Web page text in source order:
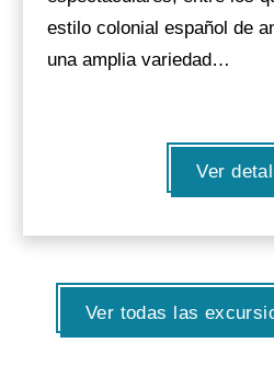
estilo colonial español de
una amplia variedad…
Ver
Ver todas las